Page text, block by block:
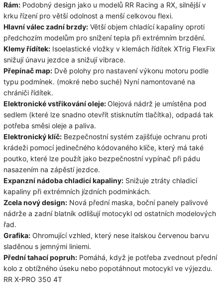
Rám: Podobný design jako u modelů RR Racing a RX, silnější v
krku řízení pro větší odolnost a menší celkovou flexi.
Hlavní válec zadní brzdy: Větší objem chladící kapaliny oproti
předchozím modelům pro snížení tepla při extrémním brzdění.
Klemy řídítek: Isoelastické vložky v klemách řídítek XTrig FlexFix
snižují únavu jezdce a snižují vibrace.
Přepínač map: Dvě polohy pro nastavení výkonu motoru podle
typu podmínek. (mokré nebo suché) Nyní namontované na
chrániči řídítek.
Elektronické vstřikování oleje:Olejová nádrž je umístěna pod
sedlem (které lze snadno otevřít stisknutím tlačítka), odpadá tak
potřeba směsi oleje a paliva.
Elektronický klíč: Bezpečnostní systém zajišťuje ochranu proti
krádeži pomocí jedinečného kódovaného klíče, který má také
poutko, které lze použít jako bezpečnostní vypínač při pádu
nasazením na zápěstí jezdce.
Expanzní nádoba chladicí kapaliny: Snižuje ztráty chladicí
kapaliny při extrémních jízdních podmínkách.
Zcela nový design: Nová přední maska, boční panely palivové
nádrže a zadní blatník odlišují motocykl od ostatních modelových
řad.
Grafika: Ohromující vzhled, který nese italskou červenou barvu
sladěnou s jemnými liniemi.
Přední tahací popruh: Pomáhá, když je potřeba zvednout přední
kolo z obtížného úseku nebo popotáhnout motocykl ve výjezdu.
RR X-PRO 350 4T